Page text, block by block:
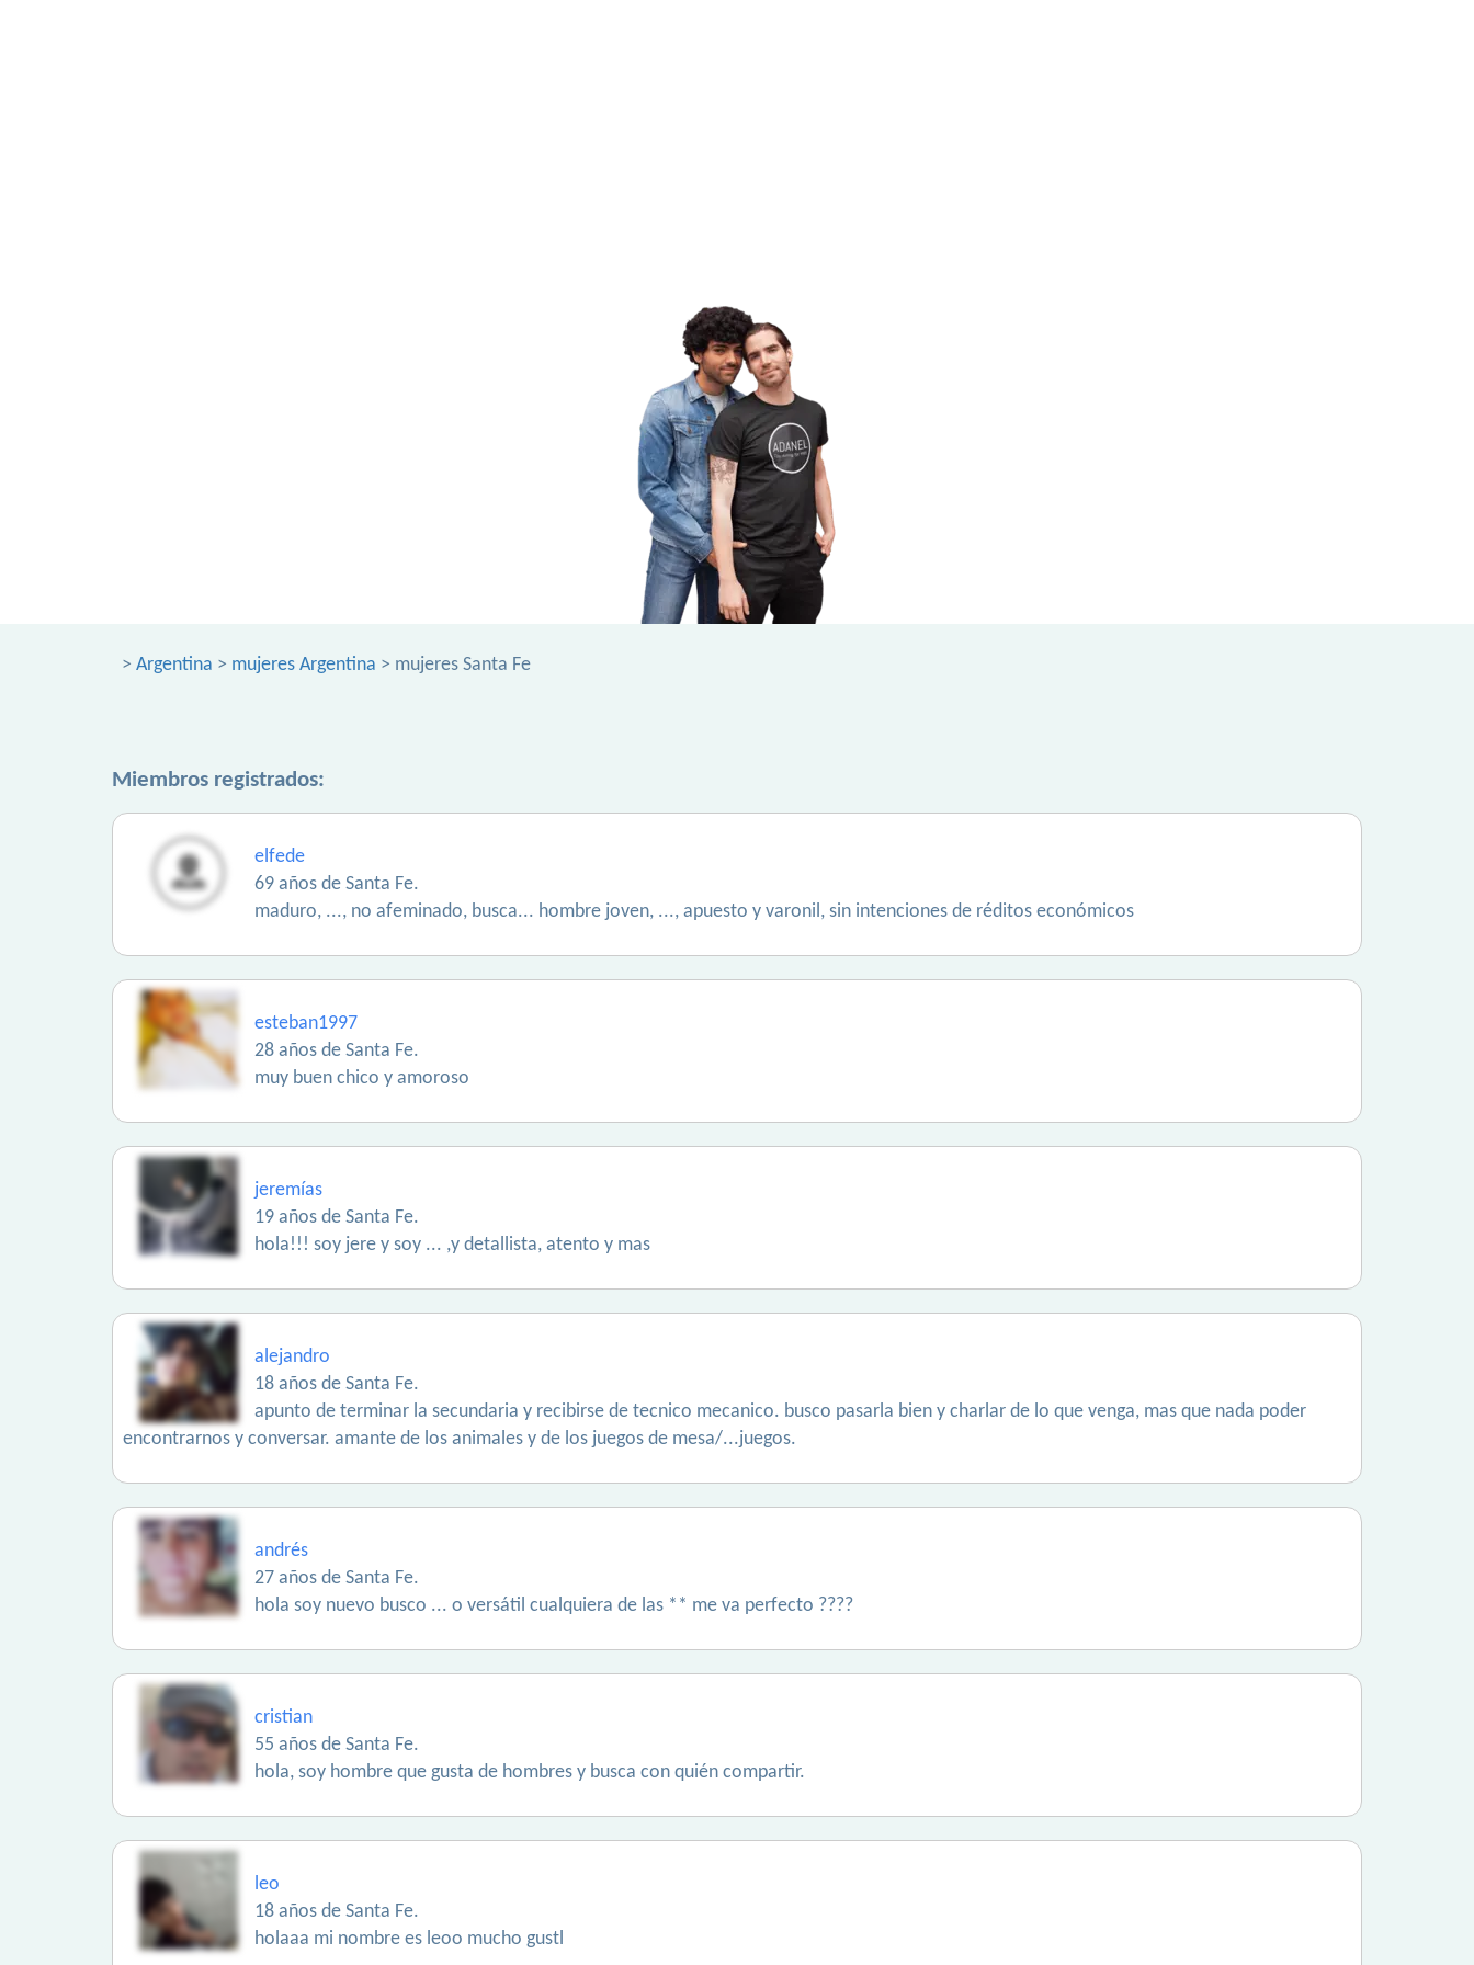
> Argentina > mujeres Argentina > mujeres Santa Fe
Miembros registrados:
elfede
69 años de Santa Fe.
maduro, ..., no afeminado, busca... hombre joven, ..., apuesto y varonil, sin intenciones de réditos económicos
esteban1997
28 años de Santa Fe.
muy buen chico y amoroso
jeremías
19 años de Santa Fe.
hola!!! soy jere y soy ... ,y detallista, atento y mas
alejandro
18 años de Santa Fe.
apunto de terminar la secundaria y recibirse de tecnico mecanico. busco pasarla bien y charlar de lo que venga, mas que nada poder
encontrarnos y conversar. amante de los animales y de los juegos de mesa/...juegos.
andrés
27 años de Santa Fe.
hola soy nuevo busco ... o versátil cualquiera de las ** me va perfecto ????
cristian
55 años de Santa Fe.
hola, soy hombre que gusta de hombres y busca con quién compartir.
leo
18 años de Santa Fe.
holaaa mi nombre es leoo mucho gustl